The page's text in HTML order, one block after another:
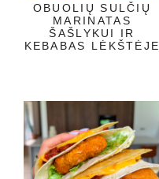
OBUOLIŲ SULČIŲ
MARINATAS
ŠAŠLYKUI IR
KEBABAS LĖKŠTĖJE